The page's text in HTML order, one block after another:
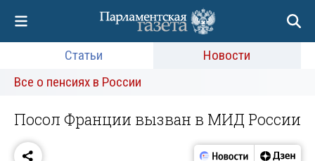
Статьи
Новости
Все о пенсиях в России
Посол Франции вызван в МИД России